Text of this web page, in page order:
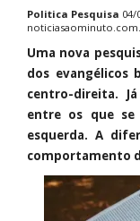
Politica Pesquisa 04/
Uma nova
dos evangélicos
centro-direita.
entre os que
esquerda. A
comportamento